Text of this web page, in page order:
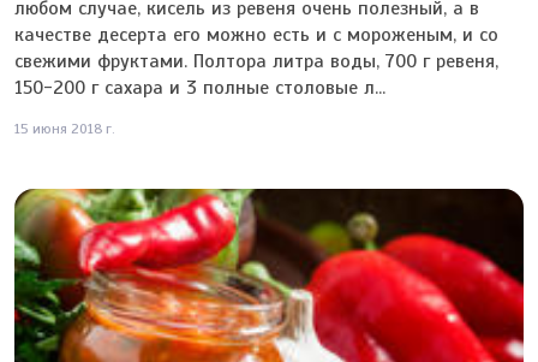
любом случае, кисель из ревеня очень полезный, а в
качестве десерта его можно есть и с мороженым, и со
свежими фруктами. Полтора литра воды, 700 г ревеня,
150-200 г сахара и 3 полные столовые л...
15 июня 2018 г.